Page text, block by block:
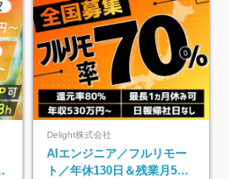
Delight株式会社
AIエンジニア／フルリモー
ト／年休130日＆残業月5h